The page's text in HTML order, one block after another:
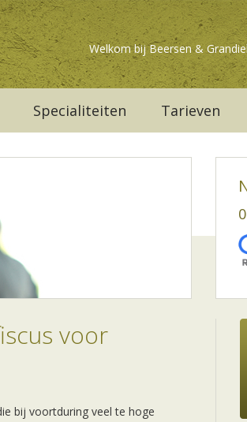
Welkom bij Beersen &
Specialiteiten Tarieven
voor
bij voortduring veel te hoge